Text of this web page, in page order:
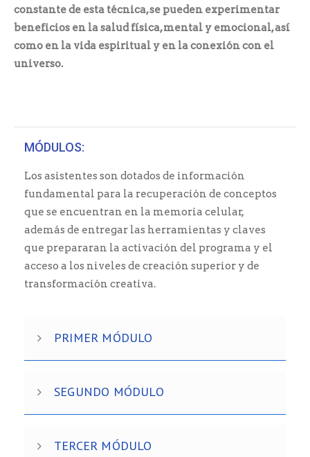
constante de esta técnica, se pueden experimentar
beneficios en la salud física, mental y emocional, así
como en la vida espiritual y en la conexión con el
universo.
MÓDULOS:
Los asistentes son dotados de información
fundamental para la recuperación de conceptos
que se encuentran en la memoria celular,
además de entregar las herramientas y claves
que prepararan la activación del programa y el
acceso a los niveles de creación superior y de
transformación creativa.
PRIMER MÓDULO
SEGUNDO MÓDULO
TERCER MÓDULO